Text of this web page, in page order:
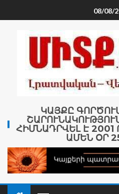
08/08/
ԿԱՅՔԸ
ՀԻՄՆԱԴՐՎԵԼ Է 2001
ԱՄԵՆ ՕՐ